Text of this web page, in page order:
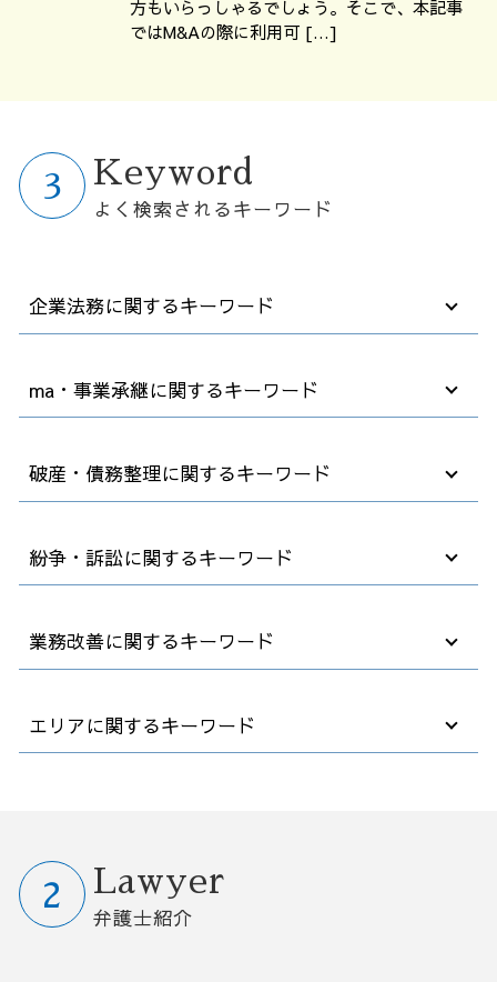
方もいらっしゃるでしょう。そこで、本記事
ではM&Aの際に利用可 […]
Keyword
よく検索されるキーワード
企業法務に関するキーワード
パワハラ 対策
売掛金 時効
顧問弁護士 契約書
顧問弁護士 メリット
カスタマー ハラスメント
労働 契約書
債権回収 時効
就業規則 変更
就業規則 作成
中小企業 法務
ハラスメント 規制法
パワハラ 加害者 退職勧奨
ma・事業承継に関するキーワード
事業譲渡 手続き
m&a とは
m&a 会社法
デューデリジェンス m&a
事業譲渡 会社分割 違い
後継者がいない会社
m&a メリット
企業 買収方法
m&a 株式 譲渡
秘密保持契約書 nda
中小企業 跡継ぎ
破産・債務整理に関するキーワード
破産 保証人
社長 自己破産
債務者 破産
破産法 自己破産
法人破産 デメリット
任意整理 住宅ローン
任意整理 クレジットカード
自己破産 裁判所
破産 会社
紛争・訴訟に関するキーワード
解雇 裁判
パワハラ 退職
債権回収 会社 取立て
会社 解雇 通告
企業間 訴訟
会社 解雇
労働審判 とは
業務改善に関するキーワード
業務改善 失敗
コンサル 経営改善
早期経営改善計画 契約書
早期経営改善計画 金融機関
効率 改善
エリアに関するキーワード
業務改善 弁護士相談 茨城県
M&A 弁護士相談 群馬県
破産 弁護士相談 大宮区
Lawyer
弁護士紹介